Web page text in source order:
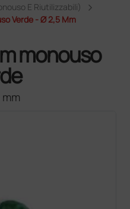
E Riutilizzabili)
Verde - Ø 2,5 Mm
monouso